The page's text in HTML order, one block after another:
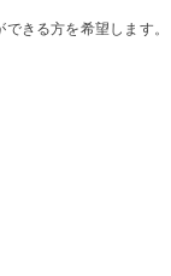
きる方を希望します。